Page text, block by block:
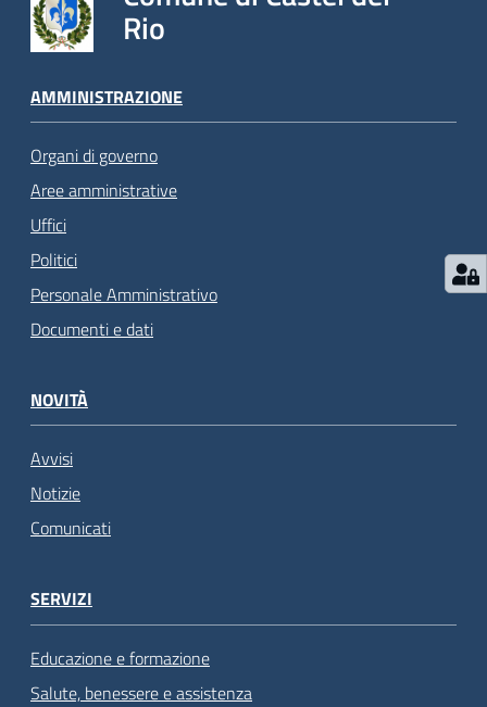
Rio
AMMINISTRAZIONE
Organi di governo
Aree amministrative
Uffici
Politici
Personale Amministrativo
Documenti e dati
NOVITÀ
Avvisi
Notizie
Comunicati
SERVIZI
Educazione e formazione
Salute, benessere e assistenza